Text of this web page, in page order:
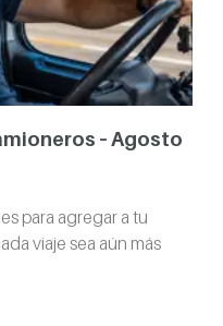
– Agosto
para agregar a tu
viaje sea aún más